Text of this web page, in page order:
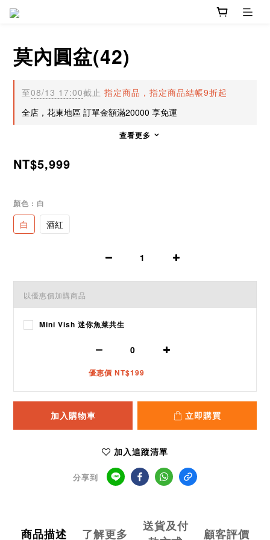
莫內圓盆(42)
至08/13 17:00截止 指定商品，指定商品結帳9折起
全店，花東地區 訂單金額滿20000 享免運
查看更多
NT$5,999
顏色 : 白
白 酒紅
以優惠價加購商品
Mini Vish 迷你魚菜共生
優惠價 NT$199
加入購物車 立即購買
加入追蹤清單
分享到
商品描述 了解更多
送貨及付
顧客評價